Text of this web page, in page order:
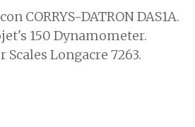
CORRYS-DATRON DAS1A.
150 Dynamometer.
Longacre 7263.